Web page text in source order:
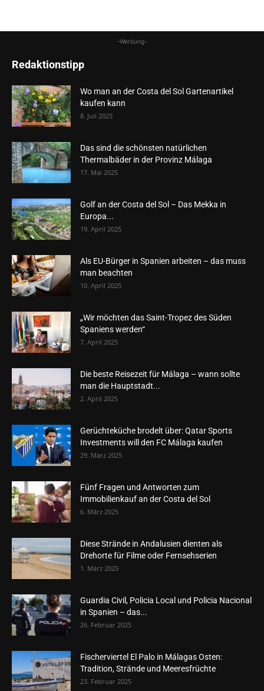
-Werbung-
Redaktionstipp
Wo man an der Costa del Sol Gartenartikel
kaufen kann
8. Juli 2025
Das sind die schönsten natürlichen
Thermalbäder in der Provinz Málaga
17. Mai 2025
Golf an der Costa del Sol – Das Mekka in
Europa...
19. April 2025
Als EU-Bürger in Spanien arbeiten – das muss
man beachten
10. April 2025
„Wir möchten das Saint-Tropez des Süden
Spaniens werden“
7. April 2025
Die beste Reisezeit für Málaga – wann sollte
man die Hauptstadt...
2. April 2025
Gerüchteküche brodelt über: Qatar Sports
Investments will den FC Málaga kaufen
29. März 2025
Fünf Fragen und Antworten zum
Immobilienkauf an der Costa del Sol
6. März 2025
Diese Strände in Andalusien dienten als
Drehorte für Filme oder Fernsehserien
1. März 2025
Guardia Civil, Policia Local und Policia Nacional
in Spanien – das...
26. Februar 2025
Fischerviertel El Palo in Málagas Osten:
Tradition, Strände und Meeresfrüchte
23. Februar 2025